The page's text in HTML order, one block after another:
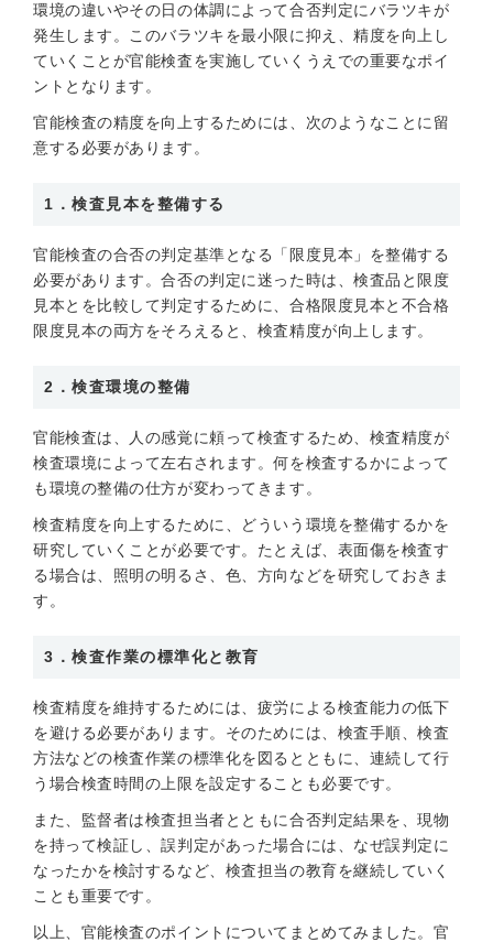
環境の違いやその日の体調によって合否判定にバラツキが
発生します。このバラツキを最小限に抑え、精度を向上し
ていくことが官能検査を実施していくうえでの重要なポイ
ントとなります。
官能検査の精度を向上するためには、次のようなことに留
意する必要があります。
1．検査見本を整備する
官能検査の合否の判定基準となる「限度見本」を整備する
必要があります。合否の判定に迷った時は、検査品と限度
見本とを比較して判定するために、合格限度見本と不合格
限度見本の両方をそろえると、検査精度が向上します。
2．検査環境の整備
官能検査は、人の感覚に頼って検査するため、検査精度が
検査環境によって左右されます。何を検査するかによって
も環境の整備の仕方が変わってきます。
検査精度を向上するために、どういう環境を整備するかを
研究していくことが必要です。たとえば、表面傷を検査す
る場合は、照明の明るさ、色、方向などを研究しておきま
す。
3．検査作業の標準化と教育
検査精度を維持するためには、疲労による検査能力の低下
を避ける必要があります。そのためには、検査手順、検査
方法などの検査作業の標準化を図るとともに、連続して行
う場合検査時間の上限を設定することも必要です。
また、監督者は検査担当者とともに合否判定結果を、現物
を持って検証し、誤判定があった場合には、なぜ誤判定に
なったかを検討するなど、検査担当の教育を継続していく
ことも重要です。
以上、官能検査のポイントについてまとめてみました。官